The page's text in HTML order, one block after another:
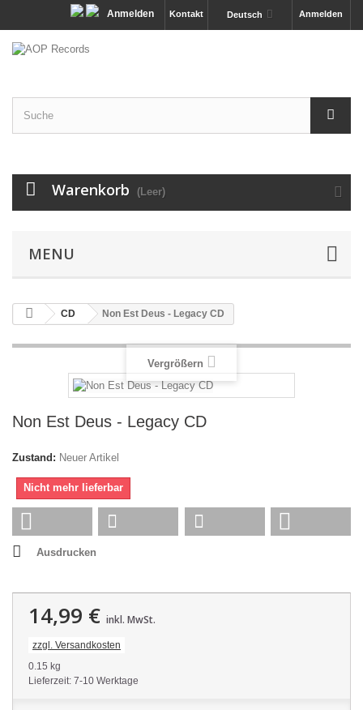
Anmelden
Deutsch
Kontakt
Anmelden
Warenkorb (Leer)
MENU
CD Non Est Deus - Legacy CD
Vergrößern
Non Est Deus - Legacy CD
Zustand: Neuer Artikel
Nicht mehr lieferbar
Ausdrucken
14,99 € inkl. MwSt.
zzgl. Versandkosten
0.15 kg
Lieferzeit: 7-10 Werktage